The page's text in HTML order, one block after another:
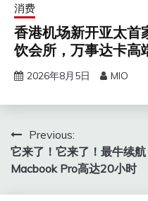
消费
香港机场新开亚太
饮会所，万事达卡高
2026年8月5日 MIO
文
章
导
Previous:
它来了！它来了！最牛续航
Macbook Pro高达20小时